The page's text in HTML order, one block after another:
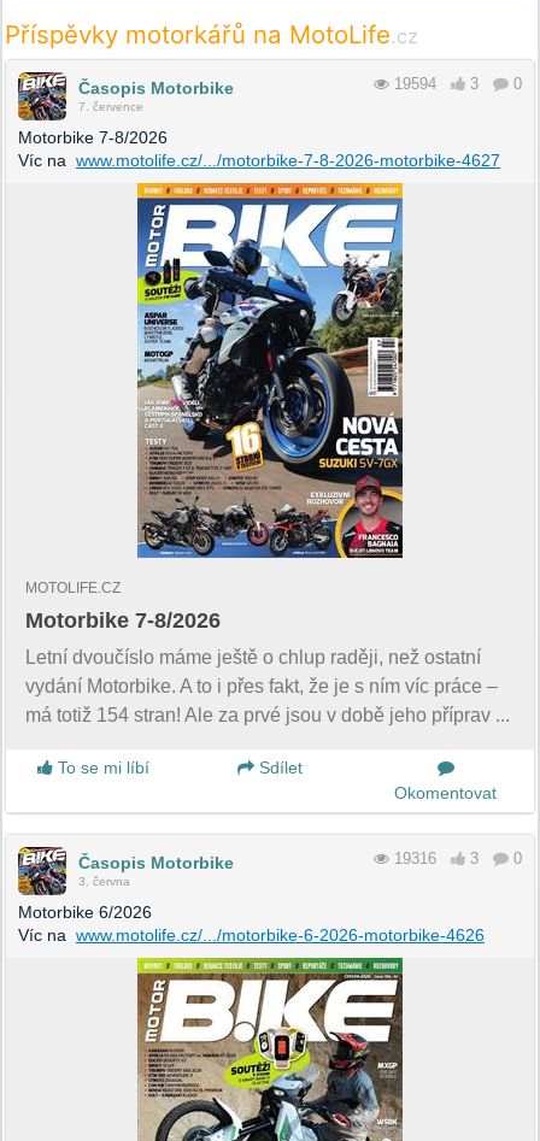
Příspěvky motorkářů na MotoLife.cz
Časopis Motorbike
7. července
19594 3 0
Motorbike 7-8/2026
Víc na www.motolife.cz/.../motorbike-7-8-2026-motorbike-4627
MOTOLIFE.CZ
Motorbike 7-8/2026
Letní dvoučíslo máme ještě o chlup raději, než ostatní
vydání Motorbike. A to i přes fakt, že je s ním víc práce –
má totiž 154 stran! Ale za prvé jsou v době jeho příprav ...
To se mi líbí
Sdílet
Okomentovat
Časopis Motorbike
3. června
19316 3 0
Motorbike 6/2026
Víc na www.motolife.cz/.../motorbike-6-2026-motorbike-4626